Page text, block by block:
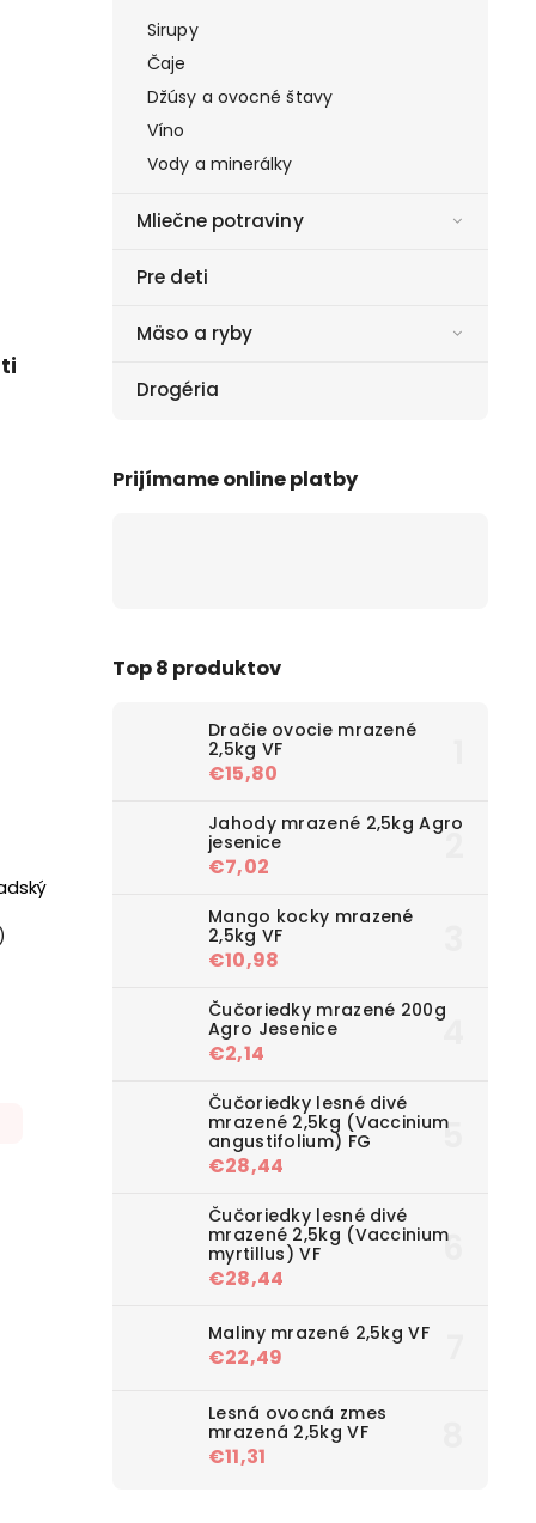
Sirupy
Čaje
Džúsy a ovocné štavy
Víno
Vody a minerálky
Mliečne potraviny
Pre deti
Mäso a ryby
Drogéria
Prijímame online platby
Top 8 produktov
Dračie ovocie mrazené
2,5kg VF
€15,80
Jahody mrazené 2,5kg Agro
jesenice
€7,02
Mango kocky mrazené
2,5kg VF
€10,98
Čučoriedky mrazené 200g
Agro Jesenice
€2,14
Čučoriedky lesné divé
mrazené 2,5kg (Vaccinium
angustifolium) FG
€28,44
Čučoriedky lesné divé
mrazené 2,5kg (Vaccinium
myrtillus) VF
€28,44
Maliny mrazené 2,5kg VF
€22,49
Lesná ovocná zmes
mrazená 2,5kg VF
€11,31